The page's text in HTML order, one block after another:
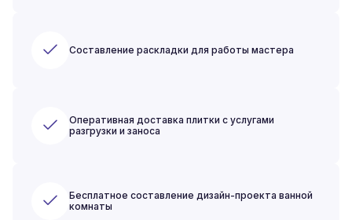
Составление раскладки для работы мастера
Оперативная доставка плитки с услугами
разгрузки и заноса
Бесплатное составление дизайн-проекта ванной
комнаты